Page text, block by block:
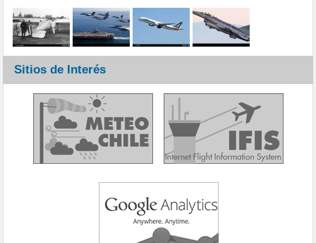
Sitios de Interés